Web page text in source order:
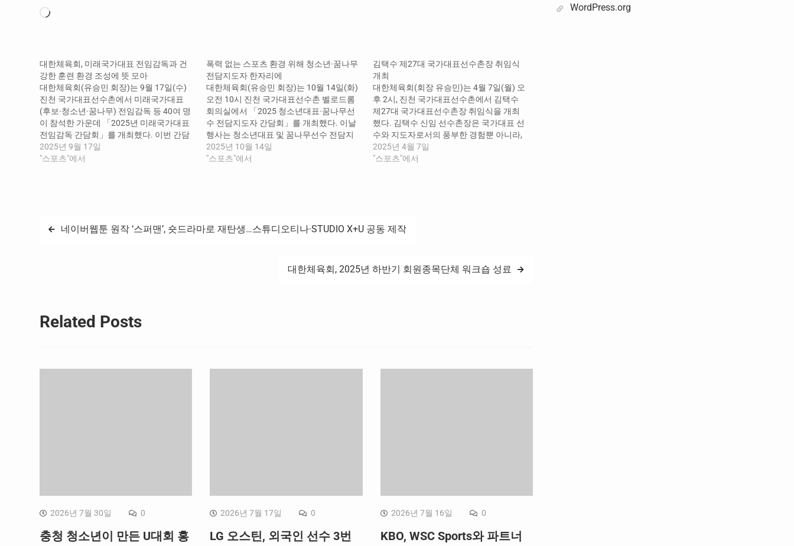
로
대한체육회, 미래국가대표 전임감독과 건
강한 훈련 환경 조성에 뜻 모아
대한체육회(유승민 회장)는 9월 17일(수)
진천 국가대표선수촌에서 미래국가대표
(후보·청소년·꿈나무) 전임감독 등 40여 명
이 참석한 가운데 「2025년 미래국가대표
전임감독 간담회」를 개최했다. 이번 간담
회는 오전 10시 진천 국가대표선수촌 벨로
드롬 1층 회의실에서 김택수 국가대표선수
2025년 9월 17일
"스포츠"에서
폭력 없는 스포츠 환경 위해 청소년·꿈나무
전담지도자 한자리에
대한체육회(유승민 회장)는 10월 14일(화)
오전 10시 진천 국가대표선수촌 벨로드롬
회의실에서 「2025 청소년대표·꿈나무선
수 전담지도자 간담회」를 개최했다. 이날
행사는 청소년대표 및 꿈나무선수 전담지
도자 30여 명 등 관계자들이 참석한 가운데,
체육계 현안과 관련된 폭력 예방 퍼포먼스
2025년 10월 14일
"스포츠"에서
김택수 제27대 국가대표선수촌장 취임식
개최
대한체육회(회장 유승민)는 4월 7일(월) 오
후 2시, 진천 국가대표선수촌에서 김택수
제27대 국가대표선수촌장 취임식을 개최
했다. 김택수 신임 선수촌장은 국가대표 선
수와 지도자로서의 풍부한 경험뿐 아니라,
현장을 중심으로 한 스포츠 행정 역량을 두
루 갖춘 인물이다. 앞으로 재임 기간 동안
2025년 4월 7일
"스포츠"에서
글 네이버웹툰 원작 ‘스퍼맨’, 숏드라마로 재탄생…스튜디오티나·STUDIO X+U 공동 제작
대한체육회, 2025년 하반기 회원종목단체 워크숍 성료
Related Posts
2026년 7월 30일 0
충청 청소년이 만든 U대회 홍
2026년 7월 17일 0
LG 오스틴, 외국인 선수 3번
2026년 7월 16일 0
KBO, WSC Sports와 파트너
WordPress.org